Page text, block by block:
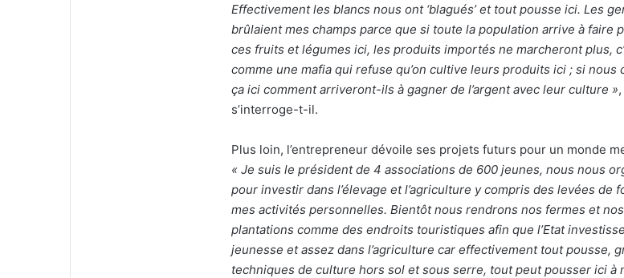
Effectivement les blancs nous ont ‘blagués’ et tout pousse ici. Les
brûlaient mes champs parce que si toute la population arrive à faire
ces fruits et légumes ici, les produits importés ne marcheront plus,
comme une mafia qui refuse qu’on cultive leurs produits ici ; si nous
ça ici comment arriveront-ils à gagner de l’argent avec leur culture »,
s’interroge-t-il.
Plus loin, l’entrepreneur dévoile ses projets futurs pour un monde
« Je suis le président de 4 associations de 600 jeunes, nous nous
pour investir dans l’élevage et l’agriculture y compris des levées de
mes activités personnelles. Bientôt nous rendrons nos fermes et nos
plantations comme des endroits touristiques afin que l’Etat
jeunesse et assez dans l’agriculture car effectivement tout pousse,
techniques de culture hors sol et sous serre, tout peut pousser ici à